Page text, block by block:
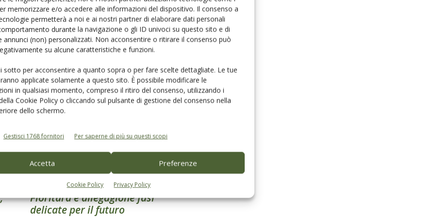
memorizzare e/o accedere alle informazioni del dispositivo. Il consenso a
permetterà a noi e ai nostri partner di elaborare dati personali
durante la navigazione o gli ID univoci su questo sito e di
annunci (non) personalizzati. Non acconsentire o ritirare il consenso può
su alcune caratteristiche e funzioni.
sotto per acconsentire a quanto sopra o per fare scelte dettagliate. Le tue
applicate solamente a questo sito. È possibile modificare le
in qualsiasi momento, compreso il ritiro del consenso, utilizzando i
Cookie Policy o cliccando sul pulsante di gestione del consenso nella
dello schermo.
Gestisci 1768 fornitori Per saperne di più su questi scopi
Accetta Preferenze
Cookie Policy Privacy Policy
AGROFARMACI - DIFESA
Caldo e temporali. E i funghi
crescono
Di Sandro Nardi e Giuliano Stimilli - 21 Settembre 2015
Fioritura e allegagione fasi
delicate per il futuro